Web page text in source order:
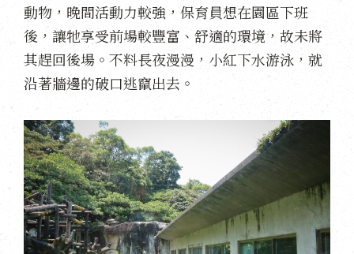
動物，晚間活動力較強，保育員想在園區下班
後，讓牠享受前場較豐富、舒適的環境，故未將
其趕回後場。不料長夜漫漫，小紅下水游泳，就
沿著牆邊的破口逃竄出去。